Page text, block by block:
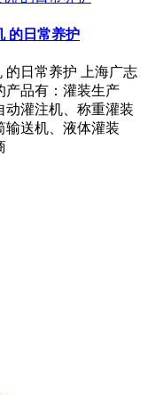
的日常养护
的日常养护 上海广志
产品有：灌装生产
动灌注机、称重灌装
输送机、液体灌装